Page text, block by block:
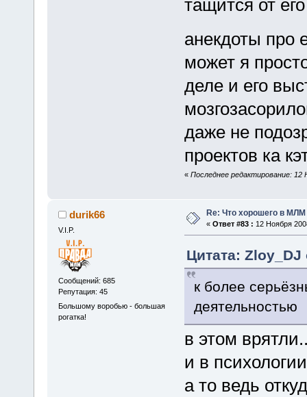
тащится от
анекдоты про
может я
деле и его
даже не
проектов ка
« Последнее редактирование: 12
durik66
V.I.P.
Сообщений: 685
Репутация: 45
Большому воробью - большая
рогатка!
Re: Что хорошего в МЛМ
« Ответ #83 : 12 Ноября
Цитата: Zloy_DJ
к более
деятельностью
в этом
и в
а то ведь